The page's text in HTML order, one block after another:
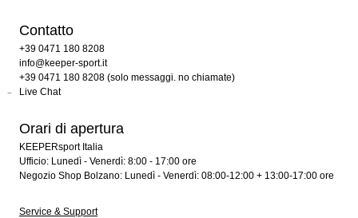
Contatto
+39 0471 180 8208
info@keeper-sport.it
+39 0471 180 8208 (solo messaggi. no chiamate)
Live Chat
Orari di apertura
KEEPERsport Italia
Ufficio: Lunedì - Venerdì: 8:00 - 17:00 ore
Negozio Shop Bolzano: Lunedì - Venerdì: 08:00-12:00 + 13:00-17:00 ore
Service & Support